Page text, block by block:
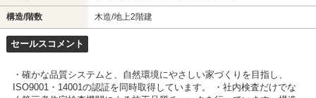
構造/階数 木造/地上2階建
セールスコメント
・確かな品質システムと、自然環境にやさしい家づくりを目指し、
ISO9001・14001の認証を同時取得しています。 ・社内検査だけでな